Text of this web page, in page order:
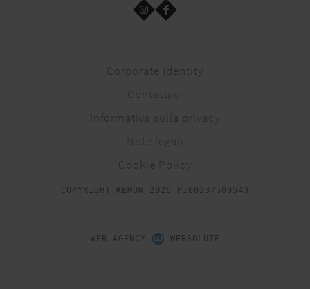
Corporate Identity
Contattaci
Informativa sulla privacy
Note legali
Cookie Policy
COPYRIGHT KEMON 2026 PI00237580543
WEB AGENCY WEBSOLUTE